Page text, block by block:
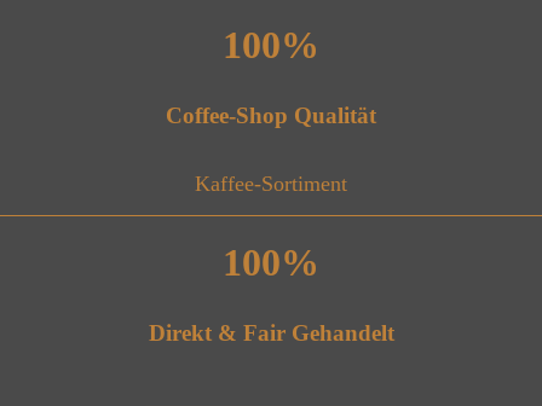
100%
Coffee-Shop Qualität
Kaffee-Sortiment
100%
Direkt & Fair Gehandelt